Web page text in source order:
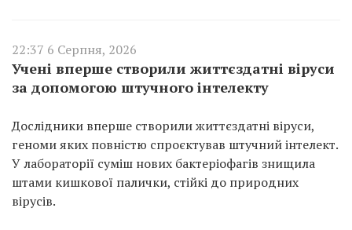
22:37 6 Серпня, 2026
Учені вперше створили життєздатні віруси
за допомогою штучного інтелекту
Дослідники вперше створили життєздатні віруси,
геноми яких повністю спроєктував штучний інтелект.
У лабораторії суміш нових бактеріофагів знищила
штами кишкової палички, стійкі до природних
вірусів.